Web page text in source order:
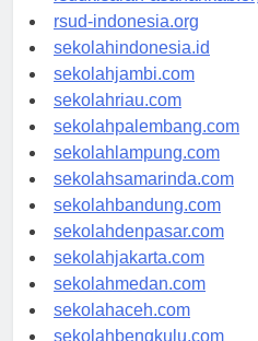
rsudkisaran-asahankab.org
rsud-indonesia.org
sekolahindonesia.id
sekolahjambi.com
sekolahriau.com
sekolahpalembang.com
sekolahlampung.com
sekolahsamarinda.com
sekolahbandung.com
sekolahdenpasar.com
sekolahjakarta.com
sekolahmedan.com
sekolahaceh.com